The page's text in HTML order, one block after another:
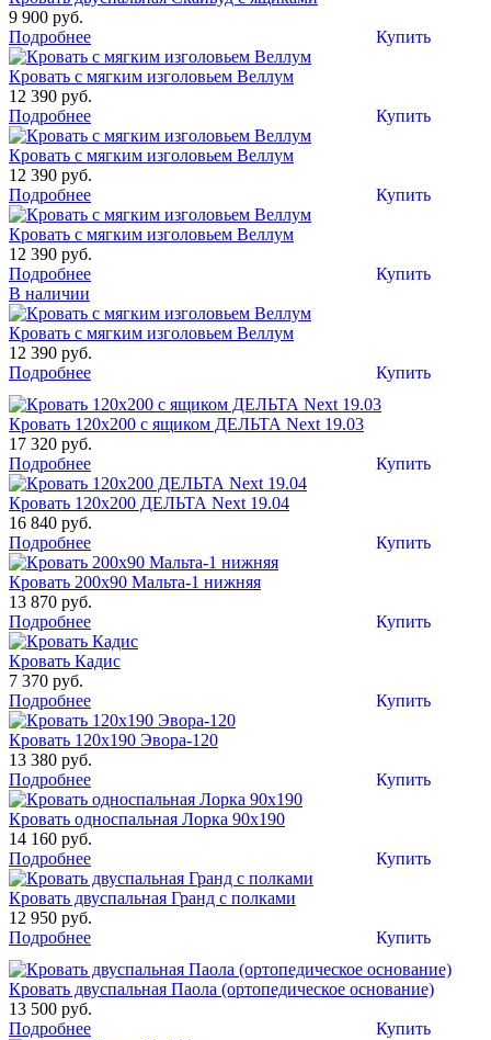
9 900 руб.
Купить
Подробнее
Кровать с мягким изголовьем Веллум
12 390 руб.
Купить
Подробнее
Кровать с мягким изголовьем Веллум
12 390 руб.
Купить
Подробнее
Кровать с мягким изголовьем Веллум
12 390 руб.
Купить
Подробнее
В наличии
Кровать с мягким изголовьем Веллум
12 390 руб.
Купить
Подробнее
Кровать 120х200 с ящиком ДЕЛЬТА Next 19.03
17 320 руб.
Купить
Подробнее
Кровать 120х200 ДЕЛЬТА Next 19.04
16 840 руб.
Купить
Подробнее
Кровать 200х90 Мальта-1 нижняя
13 870 руб.
Купить
Подробнее
Кровать Кадис
7 370 руб.
Купить
Подробнее
Кровать 120х190 Эвора-120
13 380 руб.
Купить
Подробнее
Кровать односпальная Лорка 90х190
14 160 руб.
Купить
Подробнее
Кровать двуспальная Гранд с полками
12 950 руб.
Купить
Подробнее
Кровать двуспальная Паола (ортопедическое основание)
13 500 руб.
Купить
Подробнее